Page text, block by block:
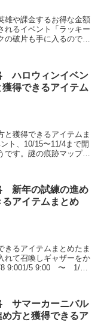
や課金するお得な金額
れるイベント「ラッキー
の破片も手に入るので見
ハロウィンイベン
獲得できるアイテム
獲得できるアイテムま
ト、10/15〜11/4まで開
す。謎の痕跡マップ上
新年の試練の進め
アイテムまとめ
るアイテムまとめたま
れて召喚しギャザーをか
8 9:001/5 9:00 〜 1/9
サマーカーニバル
方と獲得できるア